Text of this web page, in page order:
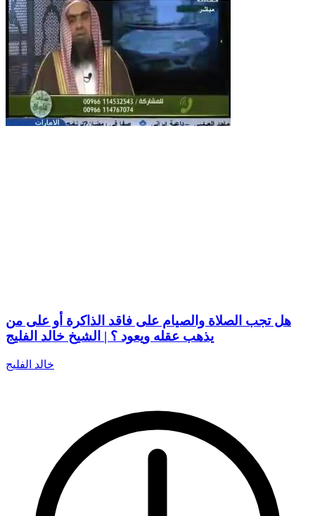
هل تجب الصلاة والصيام على فاقد الذاكرة أو على من
يذهب عقله ويعود ؟ | الشيخ خالد الفليج
خالد الفليج